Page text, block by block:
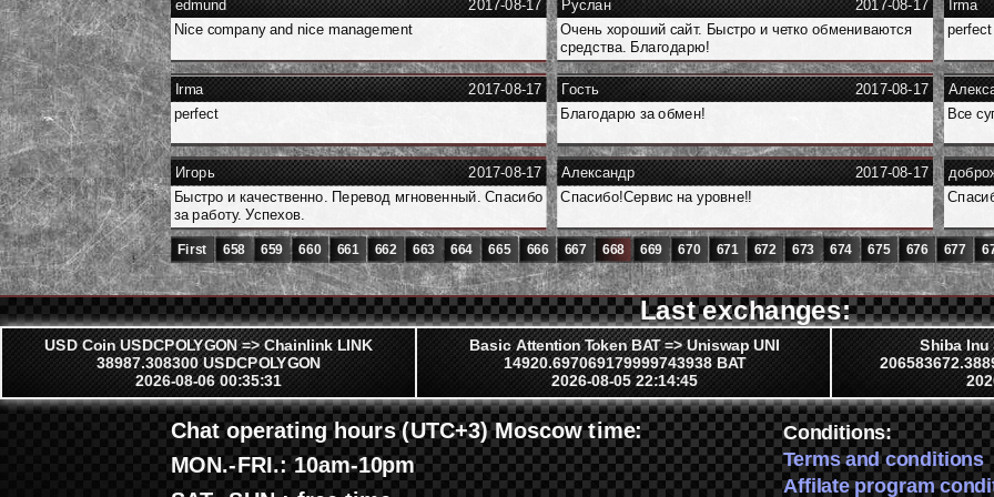
2017-08-17
edmund
Nice company and nice management
2017-08-17
Руслан
Очень хороший сайт. Быстро и четко обмениваются
средства. Благодарю!
Irma
perfect
2017-08-17
Irma
perfect
2017-08-17
Гость
Благодарю за обмен!
Все
2017-08-17
Игорь
Быстро и качественно. Перевод мгновенный. Спасибо
за работу. Успехов.
2017-08-17
Александр
Спасибо!Сервис на уровне!!
First 658 659 660 661 662 663 664 665 666 667 668 669 670 671 672 673 674 675 676 677
Last exchanges:
USD Coin USDCPOLYGON => Chainlink LINK
38987.308300 USDCPOLYGON
2026-08-06 00:35:31
Basic Attention Token BAT => Uniswap UNI
14920.697069179999743938 BAT
2026-08-05 22:14:45
Shiba Inu
Chat operating hours (UTC+3) Moscow time:
MON.-FRI.: 10am-10pm
Conditions:
Terms and conditions
Affilate program